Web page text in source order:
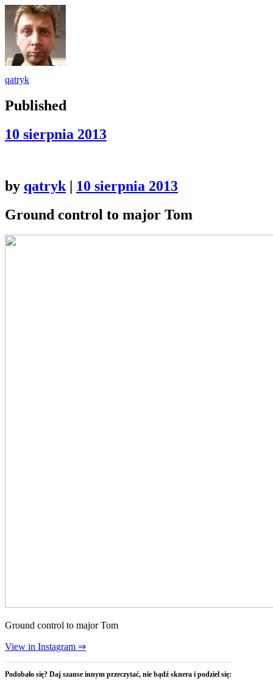
qatryk
Published
10 sierpnia 2013
by qatryk | 10 sierpnia 2013
Ground control to major Tom
Ground control to major Tom
View in Instagram ⇒
Podobało się? Daj szanse innym przeczytać, nie bądź sknera i podziel się: